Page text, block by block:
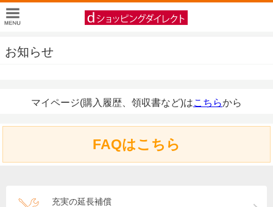
お知らせ
マイページ(購入履歴、領収書など)はこちらから
FAQはこちら
充実の延長補償